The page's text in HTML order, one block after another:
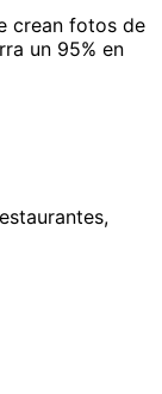
crean fotos de
un 95% en